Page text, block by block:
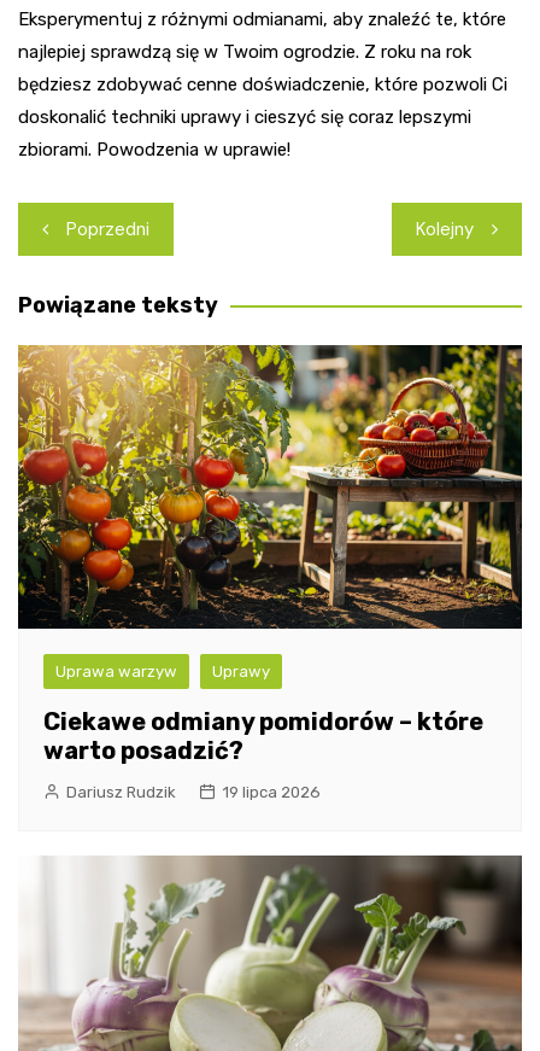
Eksperymentuj z różnymi odmianami, aby znaleźć te, które
najlepiej sprawdzą się w Twoim ogrodzie. Z roku na rok
będziesz zdobywać cenne doświadczenie, które pozwoli Ci
doskonalić techniki uprawy i cieszyć się coraz lepszymi
zbiorami. Powodzenia w uprawie!
Nawigacja
wpisu
Poprzedni Kolejny
Powiązane teksty
Uprawa warzyw Uprawy
Ciekawe odmiany pomidorów – które
warto posadzić?
Dariusz Rudzik 19 lipca 2026